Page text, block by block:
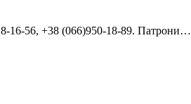
16-56, +38 (066)950-18-89. Патрони…